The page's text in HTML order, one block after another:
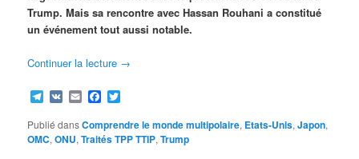
Trump. Mais sa rencontre avec Hassan Rouhani a constitué
un événement tout aussi notable.
Continuer la lecture →
Telegram
VK EmailFacebook
Publié dansComprendre le monde multipolaire, Etats-Unis,Japon,
OMC,ONU,Traités TPP TTIP,Trump